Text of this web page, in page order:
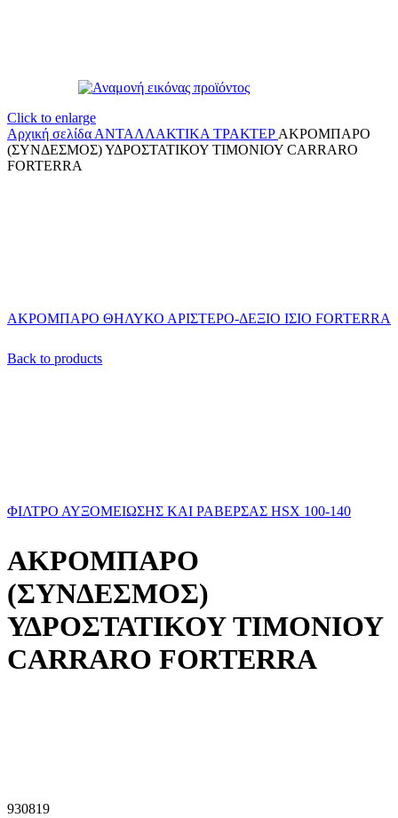
Click to enlarge
Αρχική σελίδα ΑΝΤΑΛΛΑΚΤΙΚΑ ΤΡΑΚΤΕΡ ΑΚΡΟΜΠΑΡΟ
(ΣΥΝΔΕΣΜΟΣ) ΥΔΡΟΣΤΑΤΙΚΟΥ ΤΙΜΟΝΙΟΥ CARRARO
FORTERRA
ΑΚΡΟΜΠΑΡΟ ΘΗΛΥΚΟ ΑΡΙΣΤΕΡΟ-ΔΕΞΙΟ ΙΣΙΟ FORTERRA
Back to products
ΦΙΛΤΡΟ ΑΥΞΟΜΕΙΩΣΗΣ ΚΑΙ ΡΑΒΕΡΣΑΣ HSX 100-140
ΑΚΡΟΜΠΑΡΟ
(ΣΥΝΔΕΣΜΟΣ)
ΥΔΡΟΣΤΑΤΙΚΟΥ ΤΙΜΟΝΙΟΥ
CARRARO FORTERRA
930819